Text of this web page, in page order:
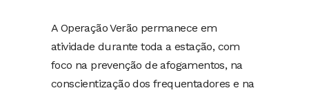
A Operação Verão permanece em
atividade durante toda a estação, com
foco na prevenção de afogamentos, na
conscientização dos frequentadores e na